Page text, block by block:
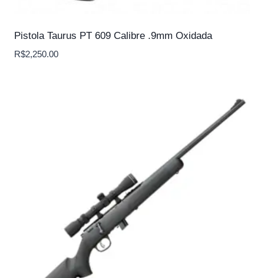
Pistola Taurus PT 609 Calibre .9mm Oxidada
R$2,250.00